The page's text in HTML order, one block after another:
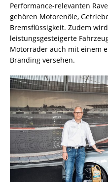
Performance-relevanten
gehören Motorenöle,
Bremsflüssigkeit. Zudem
leistungsgesteigerte
Motorräder auch mit einem
Branding versehen.